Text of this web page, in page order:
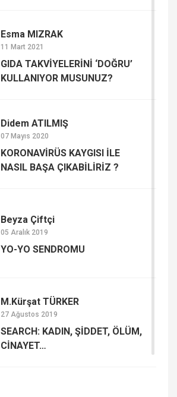
Esma MIZRAK
11 Mart 2021
GIDA TAKVİYELERİNİ ‘DOĞRU’
KULLANIYOR MUSUNUZ?
Didem ATILMIŞ
07 Mayıs 2020
KORONAVİRÜS KAYGISI İLE
NASIL BAŞA ÇIKABİLİRİZ ?
Beyza Çiftçi
05 Aralık 2019
YO-YO SENDROMU
M.Kürşat TÜRKER
27 Ağustos 2019
SEARCH: KADIN, ŞİDDET, ÖLÜM,
CİNAYET…